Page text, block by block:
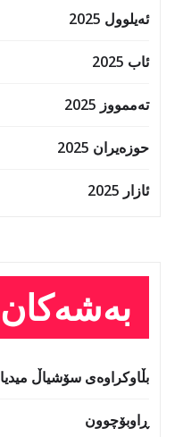
ئەیلوول 2025
ئاب 2025
تەممووز 2025
حوزه‌یران 2025
ئازار 2025
بەشەکان
بڵاوکراوەی سۆشیاڵ میدیا
ڕاوبۆچوون